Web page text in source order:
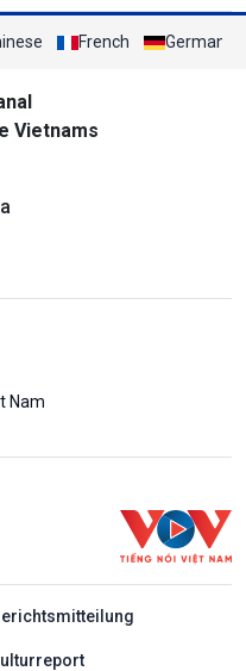
French German
Vietnams
Nam